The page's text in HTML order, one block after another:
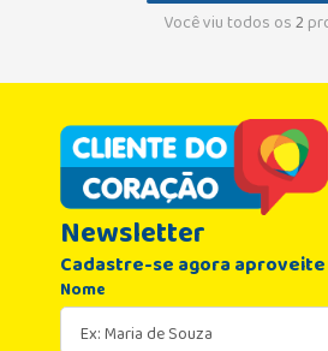
Você viu todos os2
Newsletter
Cadastre-se agora
Nome